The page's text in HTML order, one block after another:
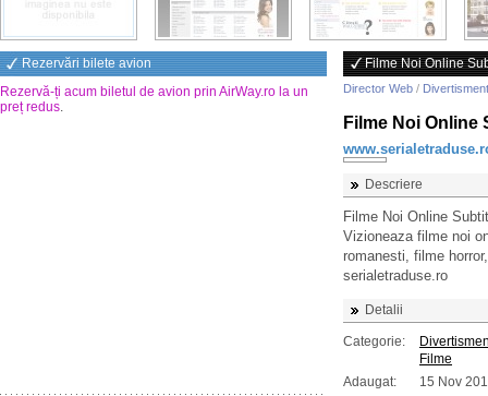
Rezervări bilete avion
Rezervă-ți acum biletul de avion prin AirWay.ro la un
preț redus.
Filme Noi Online
Director Web / Divertisment
Filme Noi Online
Descriere
Filme Noi Online
Vizioneaza filme noi
romanesti, filme
serialetraduse.ro
Detalii
Categorie:
Filme
Adaugat:
15 Nov